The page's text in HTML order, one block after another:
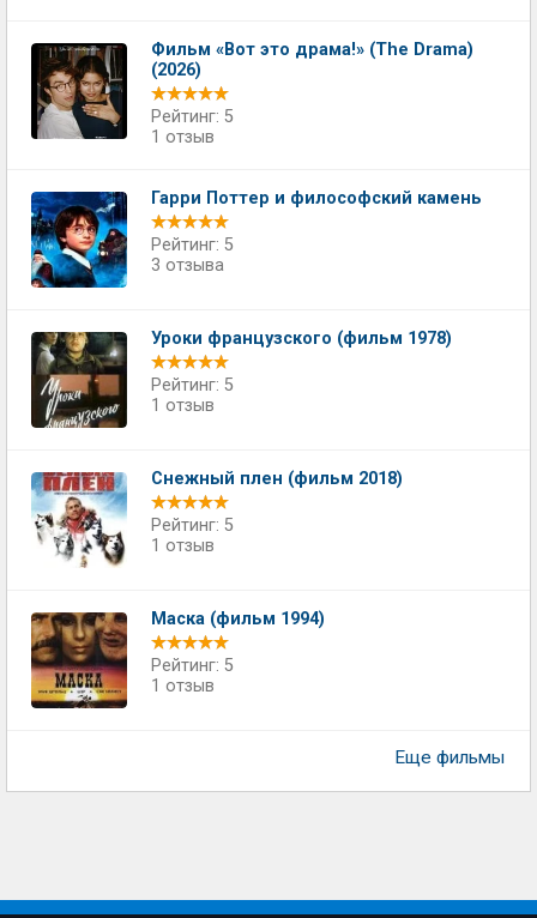
Фильм «Вот это драма!» (The Drama)
(2026)
Рейтинг: 5
1 отзыв
Гарри Поттер и философский камень
Рейтинг: 5
3 отзыва
Уроки французского (фильм 1978)
Рейтинг: 5
1 отзыв
Снежный плен (фильм 2018)
Рейтинг: 5
1 отзыв
Маска (фильм 1994)
Рейтинг: 5
1 отзыв
Еще фильмы